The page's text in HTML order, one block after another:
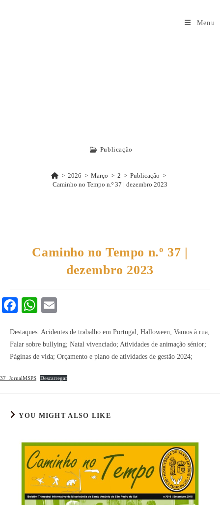
Menu
Publicação
> 2026 > Março > 2 > Publicação >
Caminho no Tempo n.º 37 | dezembro 2023
Caminho no Tempo n.º 37 |
dezembro 2023
Fa
bo
ok
W
ts
A
ail
Destaques: Acidentes de trabalho em Portugal; Halloween; Vamos à rua;
Falar sobre bullying; Natal vivenciado; Atividades de animação sénior;
Páginas de vida; Orçamento e plano de atividades de gestão 2024;
37_JornalMSPS Descarregar
YOU MIGHT ALSO LIKE